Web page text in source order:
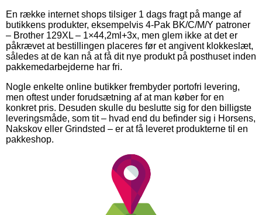
En række internet shops tilsiger 1 dags fragt på mange af
butikkens produkter, eksempelvis 4-Pak BK/C/M/Y patroner
– Brother 129XL – 1×44,2ml+3x, men glem ikke at det er
påkrævet at bestillingen placeres før et angivent klokkeslæt,
således at de kan nå at få dit nye produkt på posthuset inden
pakkemedarbejderne har fri.
Nogle enkelte online butikker frembyder portofri levering,
men oftest under forudsætning af at man køber for en
konkret pris. Desuden skulle du beslutte sig for den billigste
leveringsmåde, som tit – hvad end du befinder sig i Horsens,
Nakskov eller Grindsted – er at få leveret produkterne til en
pakkeshop.